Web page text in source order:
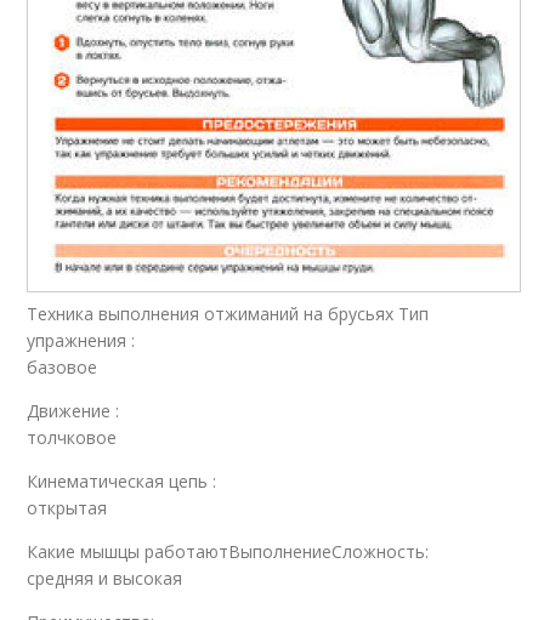
Техника выполнения отжиманий на брусьях Тип
упражнения :
базовое
Движение :
толчковое
Кинематическая цепь :
открытая
Какие мышцы работаютВыполнениеСложность:
средняя и высокая